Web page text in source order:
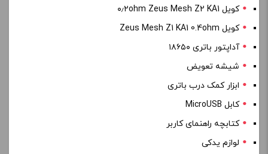
کویل ۰٫۲ohm Zeus Mesh Z2 KA1
کویل Zeus Mesh Z1 KA1 0.4ohm
آداپتور باتری ۱۸۶۵۰
شیشه تعویض
ابزار کمک درب باتری
کابل MicroUSB
کتابچه راهنمای کاربر
لوازم یدکی